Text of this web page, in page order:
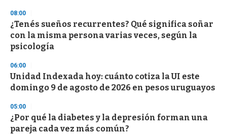
d
s
o
f
3
s
e
c
o
d
08:00
¿Tenés sueños recurrentes? Qué significa soñar
con la misma persona varias veces, según la
psicología
06:00
Unidad Indexada hoy: cuánto cotiza la UI este
domingo 9 de agosto de 2026 en pesos uruguayos
05:00
¿Por qué la diabetes y la depresión forman una
pareja cada vez más común?